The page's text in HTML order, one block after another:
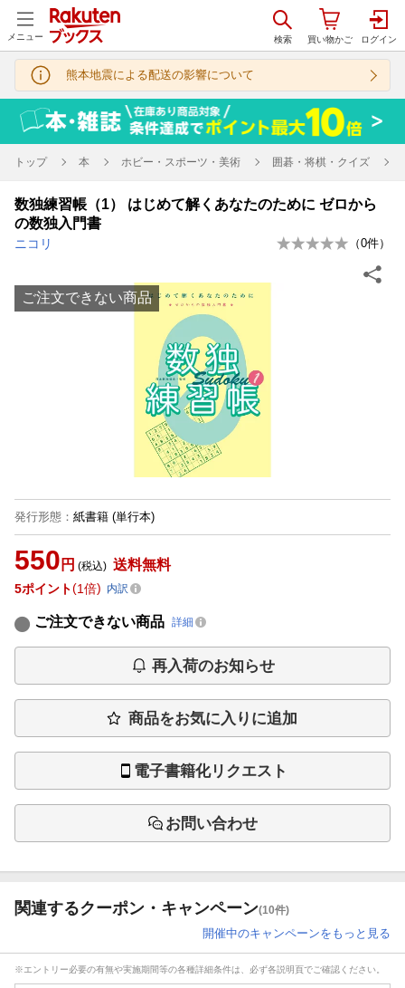
メニュー
熊本地震による配送の影響について
トップ 本 ホビー・スポーツ・美術 囲碁・将棋・クイズ
数独練習帳（1） はじめて解くあなたのために ゼロから
の数独入門書
ニコリ （0件）
ご注文できない商品
発行形態 ： 紙書籍 (単行本)
550 円 (税込) 送料無料
5ポイント 1倍 内訳
ご注文できない商品 詳細
再入荷のお知らせ
商品をお気に入りに追加
電子書籍化リクエスト
お問い合わせ
関連するクーポン・キャンペーン(10件)
開催中のキャンペーンをもっと見る
※エントリー必要の有無や実施期間等の各種詳細条件は、必ず各説明頁でご確認ください。